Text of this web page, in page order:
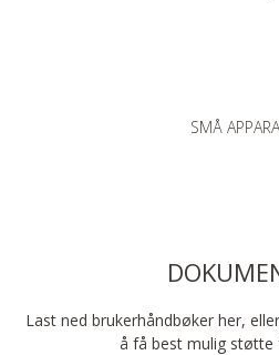
SMÅ
Last ned brukerhåndbøker her,
å få best mulig støtte